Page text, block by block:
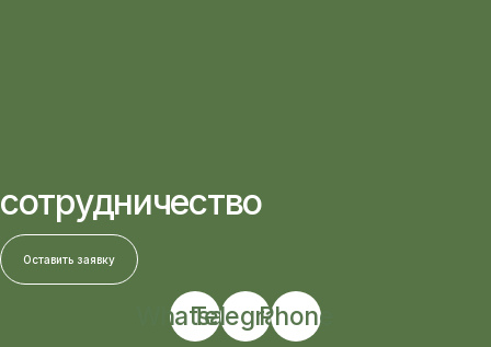
сотрудничество
Оставить заявку
Whatsapp
Telegram
Phone